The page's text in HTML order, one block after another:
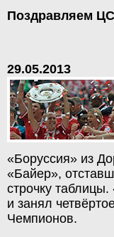
Поздравляем
29.05.2013
«Боруссия» из
«Байер»,
строчку
и занял
Чемпионов.